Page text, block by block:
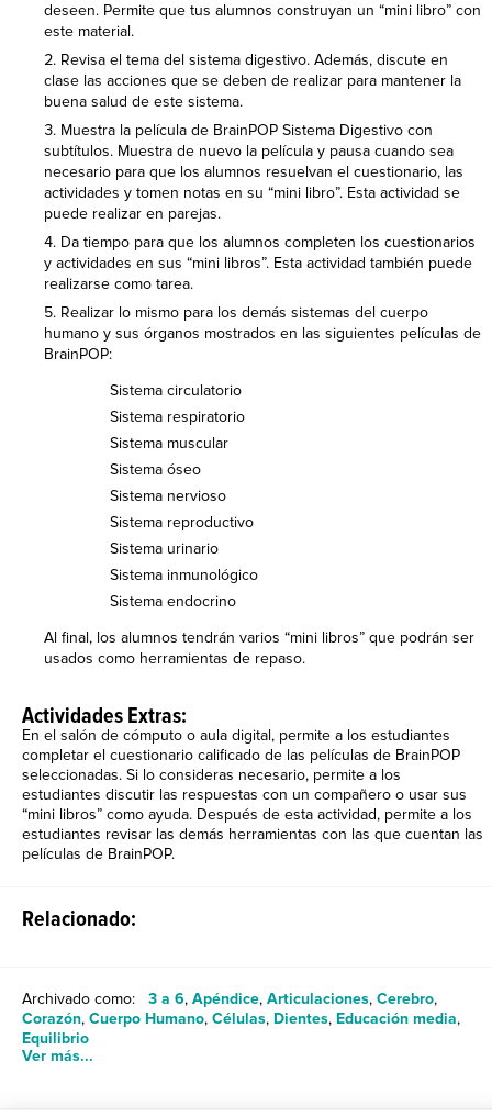
deseen. Permite que tus alumnos construyan un “mini libro” con
este material.
Revisa el tema del sistema digestivo. Además, discute en
clase las acciones que se deben de realizar para mantener la
buena salud de este sistema.
Muestra la película de BrainPOP Sistema Digestivo con
subtítulos. Muestra de nuevo la película y pausa cuando sea
necesario para que los alumnos resuelvan el cuestionario, las
actividades y tomen notas en su “mini libro”. Esta actividad se
puede realizar en parejas.
Da tiempo para que los alumnos completen los cuestionarios
y actividades en sus “mini libros”. Esta actividad también puede
realizarse como tarea.
Realizar lo mismo para los demás sistemas del cuerpo
humano y sus órganos mostrados en las siguientes películas de
BrainPOP:
Sistema circulatorio
Sistema respiratorio
Sistema muscular
Sistema óseo
Sistema nervioso
Sistema reproductivo
Sistema urinario
Sistema inmunológico
Sistema endocrino
Al final, los alumnos tendrán varios “mini libros” que podrán ser
usados como herramientas de repaso.
Actividades Extras:
En el salón de cómputo o aula digital, permite a los estudiantes
completar el cuestionario calificado de las películas de BrainPOP
seleccionadas. Si lo consideras necesario, permite a los
estudiantes discutir las respuestas con un compañero o usar sus
“mini libros” como ayuda. Después de esta actividad, permite a los
estudiantes revisar las demás herramientas con las que cuentan las
películas de BrainPOP.
Relacionado:
Archivado como: 3 a 6, Apéndice, Articulaciones, Cerebro,
Corazón, Cuerpo Humano, Células, Dientes, Educación media,
Equilibrio
Ver más...